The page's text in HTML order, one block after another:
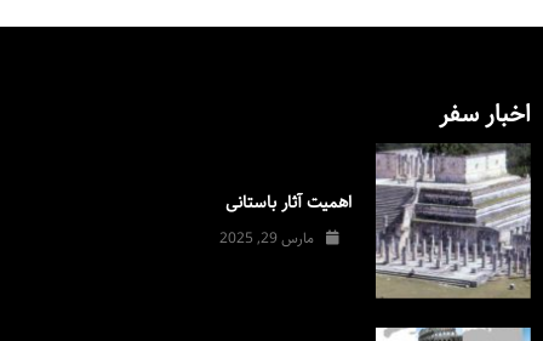
اخبار سفر
اهمیت آثار باستانی
مارس 29, 2025